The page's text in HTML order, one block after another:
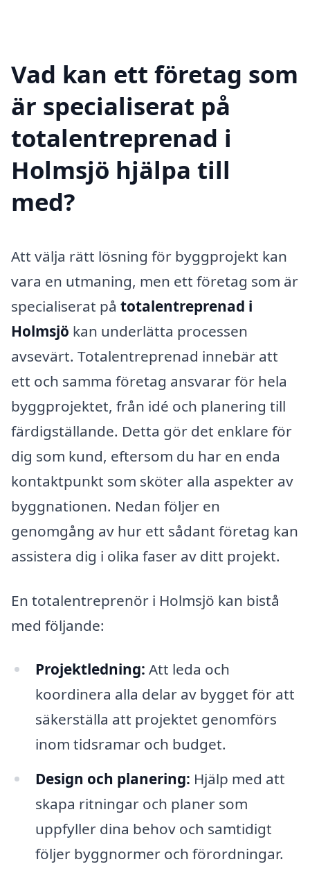
Vad kan ett företag som
är specialiserat på
totalentreprenad i
Holmsjö hjälpa till
med?
Att välja rätt lösning för byggprojekt kan
vara en utmaning, men ett företag som är
specialiserat på totalentreprenad i
Holmsjö kan underlätta processen
avsevärt. Totalentreprenad innebär att
ett och samma företag ansvarar för hela
byggprojektet, från idé och planering till
färdigställande. Detta gör det enklare för
dig som kund, eftersom du har en enda
kontaktpunkt som sköter alla aspekter av
byggnationen. Nedan följer en
genomgång av hur ett sådant företag kan
assistera dig i olika faser av ditt projekt.
En totalentreprenör i Holmsjö kan bistå
med följande:
Projektledning: Att leda och
koordinera alla delar av bygget för att
säkerställa att projektet genomförs
inom tidsramar och budget.
Design och planering: Hjälp med att
skapa ritningar och planer som
uppfyller dina behov och samtidigt
följer byggnormer och förordningar.